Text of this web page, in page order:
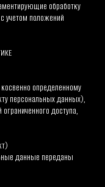
обработку
учетом положений
определенному
персональных данных),
доступа,
данные переданы